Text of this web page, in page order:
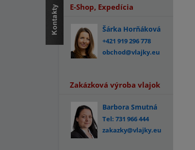
E-Shop, Expedícia
Šárka Horňáková
+421 919 296 778
obchod@vlajky.eu
Zakázková výroba vlajok
Barbora Smutná
Tel: 731 966 444
zakazky@vlajky.eu